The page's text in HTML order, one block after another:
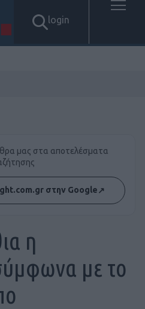
login
μας στα αποτελέσματα
στην Google↗
η
με το